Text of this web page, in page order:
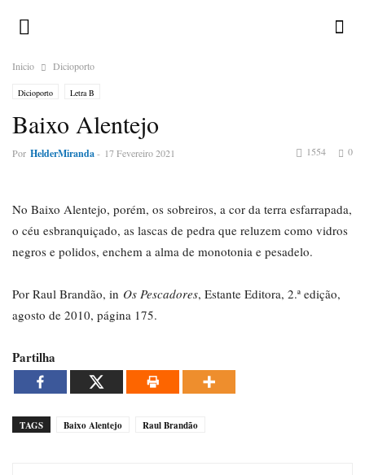
Inicio Dicioporto
Dicioporto Letra B
Baixo Alentejo
Por HelderMiranda- 17 Fevereiro 2021 0
1554
No Baixo Alentejo, porém, os sobreiros, a cor da terra esfarrapada,
o céu esbranquiçado, as lascas de pedra que reluzem como vidros
negros e polidos, enchem a alma de monotonia e pesadelo.
Por Raul Brandão, in Os Pescadores, Estante Editora, 2.ª edição,
agosto de 2010, página 175.
Partilha
TAGS Baixo Alentejo Raul Brandão